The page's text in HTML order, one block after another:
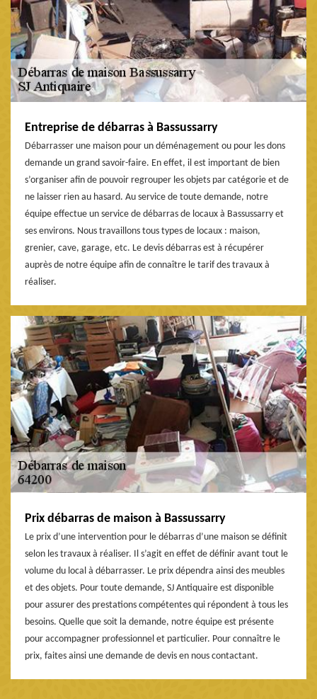
Entreprise de débarras à Bassussarry
Débarrasser une maison pour un déménagement ou pour les dons
demande un grand savoir-faire. En effet, il est important de bien
s’organiser afin de pouvoir regrouper les objets par catégorie et de
ne laisser rien au hasard. Au service de toute demande, notre
équipe effectue un service de débarras de locaux à Bassussarry et
ses environs. Nous travaillons tous types de locaux : maison,
grenier, cave, garage, etc. Le devis débarras est à récupérer
auprès de notre équipe afin de connaître le tarif des travaux à
réaliser.
Prix débarras de maison à Bassussarry
Le prix d’une intervention pour le débarras d’une maison se définit
selon les travaux à réaliser. Il s’agit en effet de définir avant tout le
volume du local à débarrasser. Le prix dépendra ainsi des meubles
et des objets. Pour toute demande, SJ Antiquaire est disponible
pour assurer des prestations compétentes qui répondent à tous les
besoins. Quelle que soit la demande, notre équipe est présente
pour accompagner professionnel et particulier. Pour connaître le
prix, faites ainsi une demande de devis en nous contactant.